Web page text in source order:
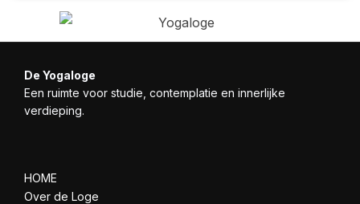
De Yogaloge
Een ruimte voor studie, contemplatie en innerlijke
verdieping.
HOME
Over de Loge